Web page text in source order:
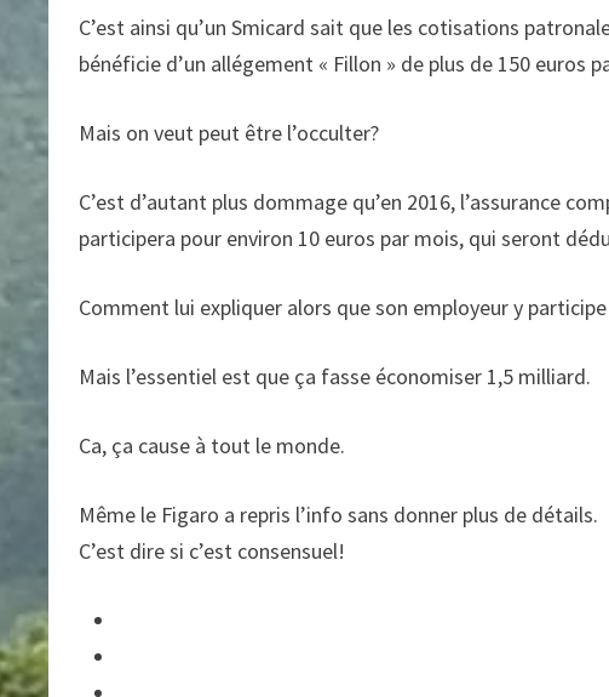
C’est ainsi qu’un Smicard sait que les cotisations
bénéficie d’un allégement « Fillon » de plus de 150 euros
Mais on veut peut être l’occulter?
C’est d’autant plus dommage qu’en 2016, l’assurance
participera pour environ 10 euros par mois, qui seront
Comment lui expliquer alors que son employeur y
Mais l’essentiel est que ça fasse économiser 1,5 milliard.
Ca, ça cause à tout le monde.
Même le Figaro a repris l’info sans donner plus de détails.
C’est dire si c’est consensuel!